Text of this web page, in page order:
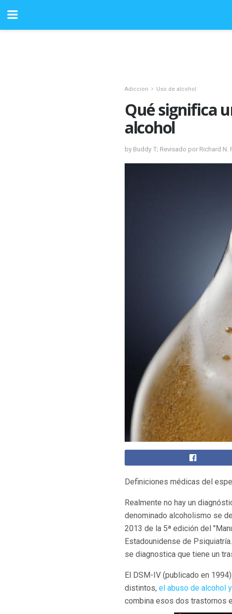
Adiccion Uso de alcohol
Qué significa
alcohol
by Buddy T; Revisado por Richard N.
Definiciones médicas del
Realmente no hay un
denominado alcoholismo se
2013 de la 5ª edición del
Estadounidense de
se diagnostica que tiene un
El DSM-IV (publicado en
distintos, el abuso de alcohol
combina esos dos trastornos